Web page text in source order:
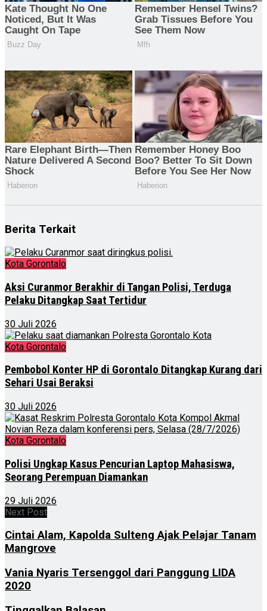
Berita Terkait
Kota Gorontalo
Aksi Curanmor Berakhir di Tangan Polisi, Terduga
Pelaku Ditangkap Saat Tertidur
30 Juli 2026
Kota Gorontalo
Pembobol Konter HP di Gorontalo Ditangkap Kurang dari
Sehari Usai Beraksi
30 Juli 2026
Kota Gorontalo
Polisi Ungkap Kasus Pencurian Laptop Mahasiswa,
Seorang Perempuan Diamankan
29 Juli 2026
Next Post
Cintai Alam, Kapolda Sulteng Ajak Pelajar Tanam
Mangrove
Vania Nyaris Tersenggol dari Panggung LIDA
2020